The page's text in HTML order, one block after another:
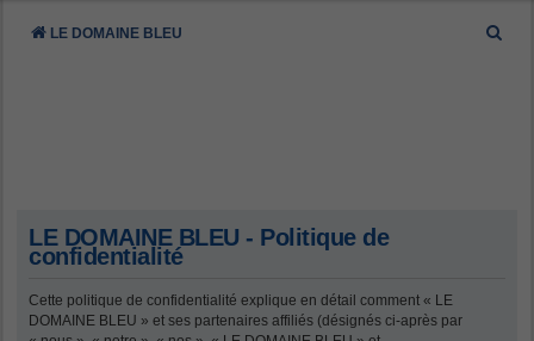
LE DOMAINE BLEU
LE DOMAINE BLEU - Politique de
confidentialité
Cette politique de confidentialité explique en détail comment « LE
DOMAINE BLEU » et ses partenaires affiliés (désignés ci-après par